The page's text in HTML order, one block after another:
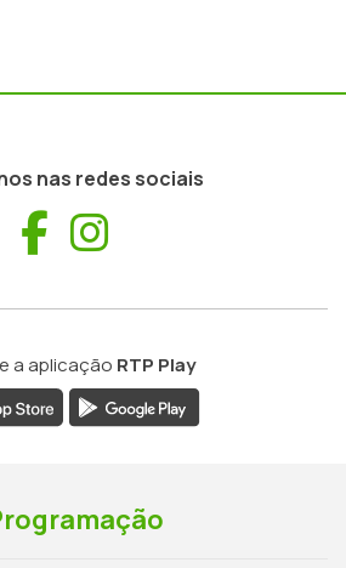
nas redes sociais
Facebook
a aplicação RTP Play